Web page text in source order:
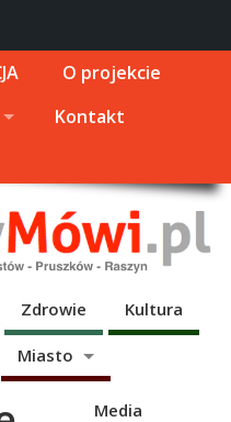
O projekcie
Kontakt
Zdrowie Kultura
Miasto
Media